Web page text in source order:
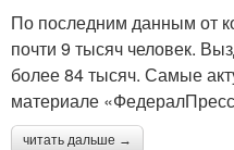
По последним данным от
почти 9 тысяч человек.
более 84 тысяч. Самые
материале
читать дальше →